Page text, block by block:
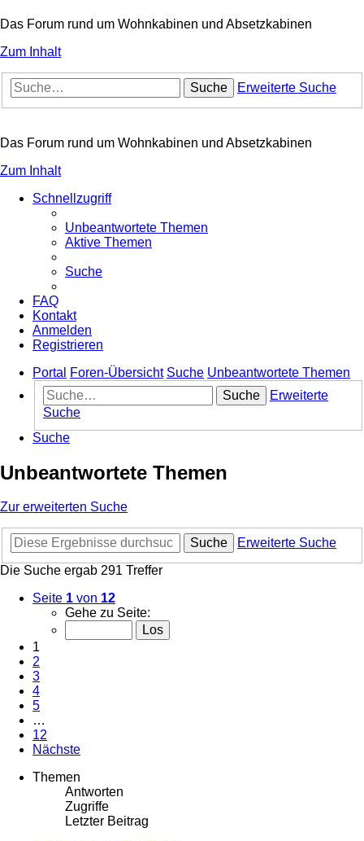
Das Forum rund um Wohnkabinen und Absetzkabinen
Zum Inhalt
Suche Erweiterte Suche
Das Forum rund um Wohnkabinen und Absetzkabinen
Zum Inhalt
Schnellzugriff
Unbeantwortete Themen
Aktive Themen
Suche
FAQ
Kontakt
Anmelden
Registrieren
Portal
Foren-Übersicht Suche Unbeantwortete Themen
Suche
Erweiterte
Suche
Suche
Unbeantwortete Themen
Zur erweiterten Suche
Suche
Erweiterte Suche
Die Suche ergab 291 Treffer
Seite 1 von 12
Gehe zu Seite:
1
2
3
4
5
…
12
Nächste
Themen
Antworten
Zugriffe
Letzter Beitrag